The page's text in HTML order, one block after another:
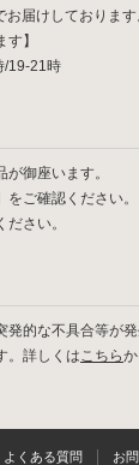
届けしております
】
/19-21時
御座います。
ご確認ください。
ださい。
発的な不具合等が
。詳しくはこちらか
よくある質問 お